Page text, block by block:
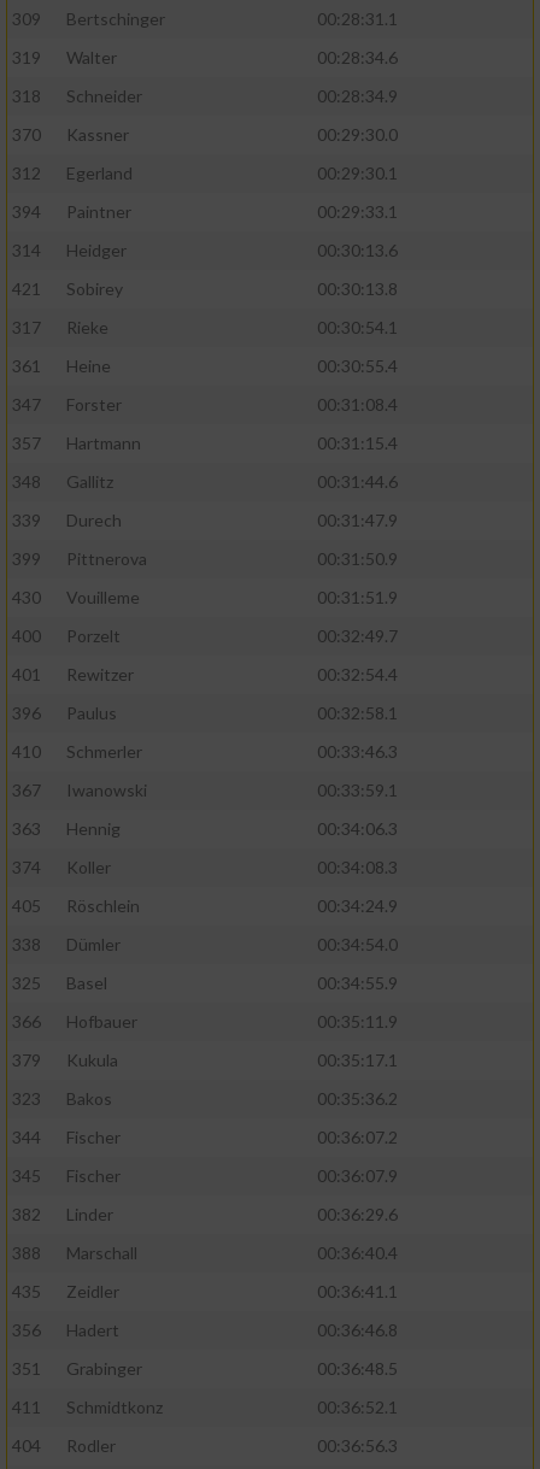
309 Bertschinger
00:28:31.1
319
Walter
00:28:34.6
318
Schneider
00:28:34.9
370
Kassner
00:29:30.0
312
Egerland
00:29:30.1
394
Paintner
00:29:33.1
314
Heidger
00:30:13.6
421
Sobirey
00:30:13.8
317
Rieke
00:30:54.1
361
Heine
00:30:55.4
347
Forster
00:31:08.4
357
Hartmann
00:31:15.4
348
Gallitz
00:31:44.6
339
Durech
00:31:47.9
399
Pittnerova
00:31:50.9
430
Vouilleme
00:31:51.9
400
Porzelt
00:32:49.7
401
Rewitzer
00:32:54.4
396
Paulus
00:32:58.1
410
Schmerler
00:33:46.3
367
Iwanowski
00:33:59.1
363
Hennig
00:34:06.3
374
Koller
00:34:08.3
405
Röschlein
00:34:24.9
338
Dümler
00:34:54.0
325
Basel
00:34:55.9
366
Hofbauer
00:35:11.9
379
Kukula
00:35:17.1
323
Bakos
00:35:36.2
344
Fischer
00:36:07.2
345
Fischer
00:36:07.9
382
Linder
00:36:29.6
388
Marschall
00:36:40.4
435
Zeidler
00:36:41.1
356
Hadert
00:36:46.8
351
Grabinger
00:36:48.5
411
Schmidtkonz
00:36:52.1
404
Rodler
00:36:56.3